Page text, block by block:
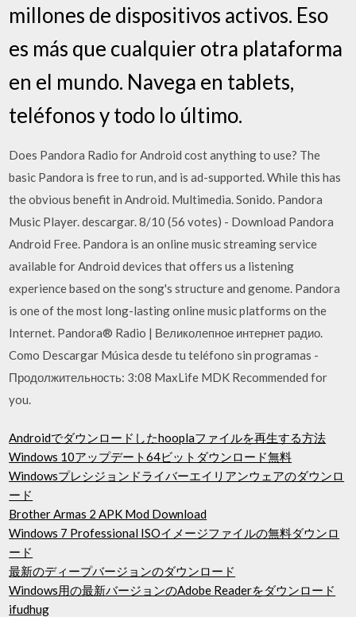
millones de dispositivos activos. Eso
es más que cualquier otra plataforma
en el mundo. Navega en tablets,
teléfonos y todo lo último.
Does Pandora Radio for Android cost anything to use? The
basic Pandora is free to run, and is ad-supported. While this has
the obvious benefit in Android. Multimedia. Sonido. Pandora
Music Player. descargar. 8/10 (56 votes) - Download Pandora
Android Free. Pandora is an online music streaming service
available for Android devices that offers us a listening
experience based on the song's structure and genome. Pandora
is one of the most long-lasting online music platforms on the
Internet. Pandora® Radio | Великолепное интернет радио.
Como Descargar Música desde tu teléfono sin programas -
Продолжительность: 3:08 MaxLife MDK Recommended for
you.
Androidでダウンロードしたhooplaファイルを再生する方法
Windows 10アップデート64ビットダウンロード無料
Windowsプレシジョンドライバーエイリアンウェアのダウンロ
ード
Brother Armas 2 APK Mod Download
Windows 7 Professional ISOイメージファイルの無料ダウンロ
ード
最新のディープバージョンのダウンロード
Windows用の最新バージョンのAdobe Readerをダウンロード
ifudhug